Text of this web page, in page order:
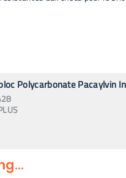
Polycarbonate Pacaylvin